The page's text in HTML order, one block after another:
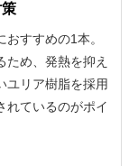
すすめの1本。
ため、発熱を抑え
ユリア樹脂を採用
れているのがポイ